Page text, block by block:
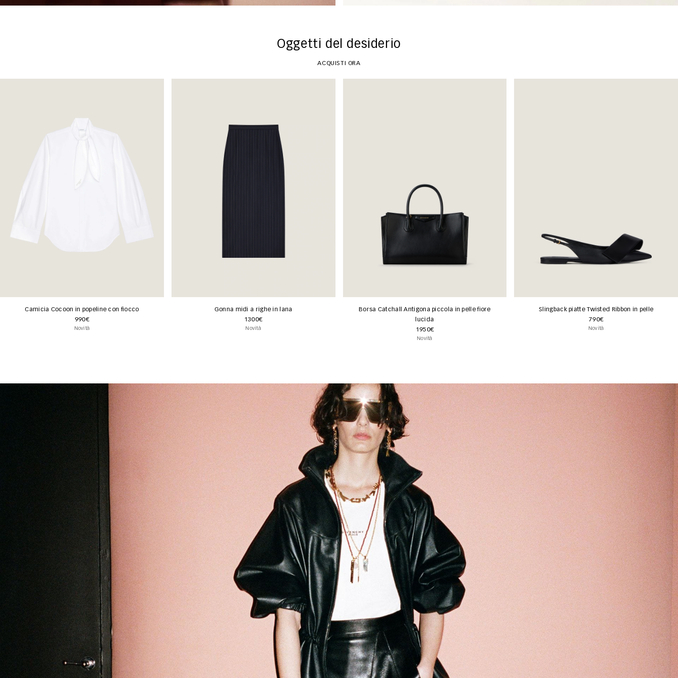
Oggetti del desiderio
ACQUISTI ORA
Camicia Cocoon in popeline con fiocco
990€
Novità
Gonna midi a righe in lana
1300€
Novità
Borsa Catchall Antigona piccola in pelle fiore
lucida
1950€
Novità
Slingback piatte Twisted Ribbon in pelle
790€
Novità